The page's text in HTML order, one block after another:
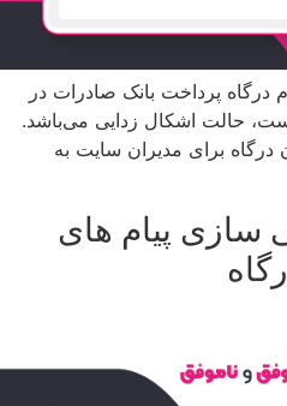
درگاه پرداخت بانک صادرات در
حالت اشکال زدایی می‌باشد.
برای مدیران سایت به
پیام های